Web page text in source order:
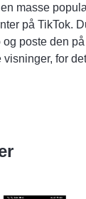
masse
på TikTok.
poste den
for